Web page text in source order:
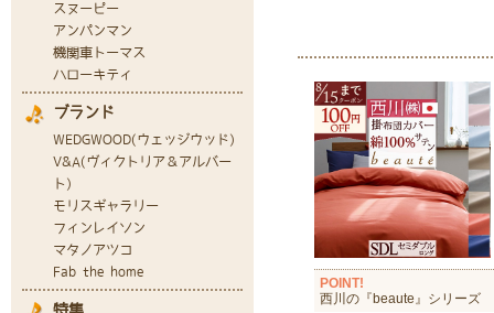
POINT!
西川の『beaute』シリーズ